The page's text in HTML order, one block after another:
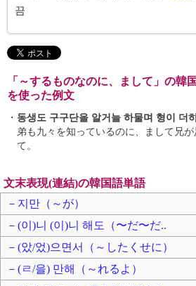
끔
「～するものなのに、まして」の韓
を使った例文
・ 동생도 구구단을 알거늘 하물며 형이 더
弟も九々を知っているのに、まして兄
て。
文末表現(連結)の韓国語単語
－지만（～が）
－(이)니 (이)니 해도（〜だ〜だ..
－(았/었)으면서（～したくせに）
－(ㄹ/을) 만해（～れるよ）